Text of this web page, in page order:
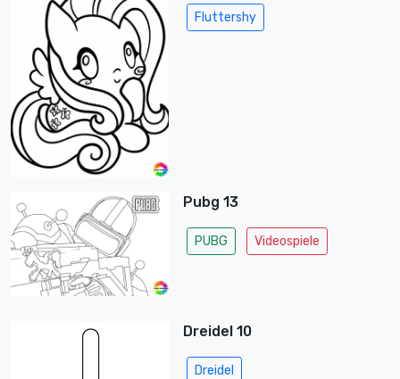
Fluttershy
Pubg 13
PUBG Videospiele
Dreidel 10
Dreidel